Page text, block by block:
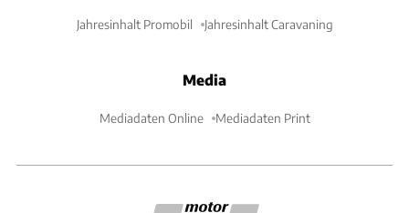
Jahresinhalt Promobil Jahresinhalt Caravaning
Media
Mediadaten Online Mediadaten Print